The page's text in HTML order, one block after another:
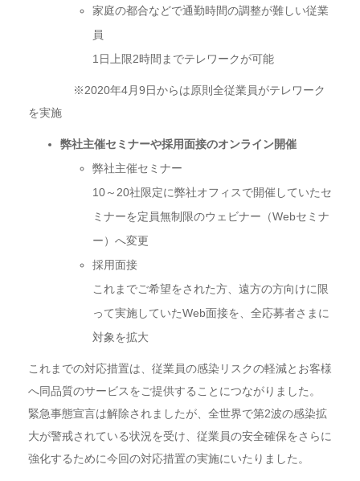
家庭の都合などで通勤時間の調整が難しい従業
員
1日上限2時間までテレワークが可能
※2020年4月9日からは原則全従業員がテレワーク
を実施
弊社主催セミナーや採用面接のオンライン開催
弊社主催セミナー
10～20社限定に弊社オフィスで開催していたセ
ミナーを定員無制限のウェビナー（Webセミナ
ー）へ変更
採用面接
これまでご希望をされた方、遠方の方向けに限
って実施していたWeb面接を、全応募者さまに
対象を拡大
これまでの対応措置は、従業員の感染リスクの軽減とお客様
へ同品質のサービスをご提供することにつながりました。
緊急事態宣言は解除されましたが、全世界で第2波の感染拡
大が警戒されている状況を受け、従業員の安全確保をさらに
強化するために今回の対応措置の実施にいたりました。